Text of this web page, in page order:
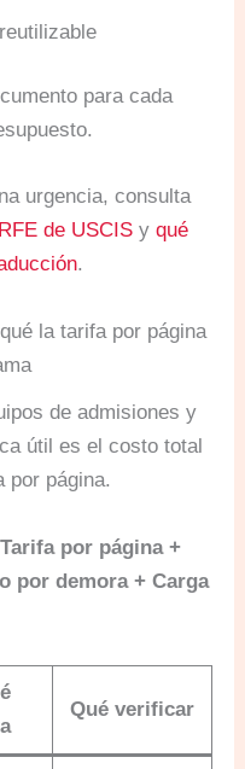
para cada
urgencia, consulta
de USCIS yqué
.
la tarifa por página
de admisiones y
útil es el costo total
por página.
por página +
por demora + Carga
Qué verificar